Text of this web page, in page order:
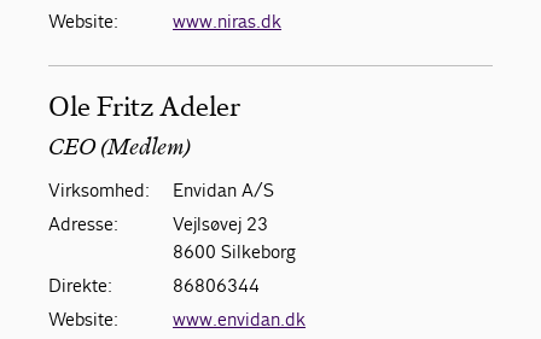
Website:
www.niras.dk
Ole Fritz Adeler
CEO (Medlem)
Virksomhed:
Envidan A/S
Adresse:
Vejlsøvej 23
8600 Silkeborg
Direkte:
86806344
Website:
www.envidan.dk